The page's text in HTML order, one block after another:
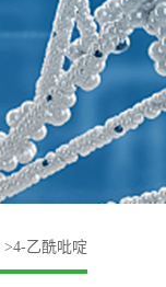
>4-乙酰吡啶